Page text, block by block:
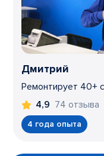
Дмитрий
Ремонтирует 40+
4,9 74 отзыва
4 года опыта